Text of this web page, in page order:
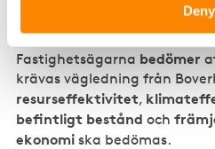
Deny
varje enskilt fall ska
Fastighetsägarna bedömer
krävas vägledning från
resurseffektivitet,
befintligt beståndoch
ekonomi ska bedömas.